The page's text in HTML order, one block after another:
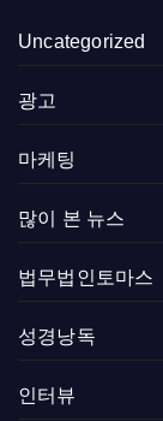
Uncategorized
광고
마케팅
많이 본 뉴스
법무법인토마스
성경낭독
인터뷰